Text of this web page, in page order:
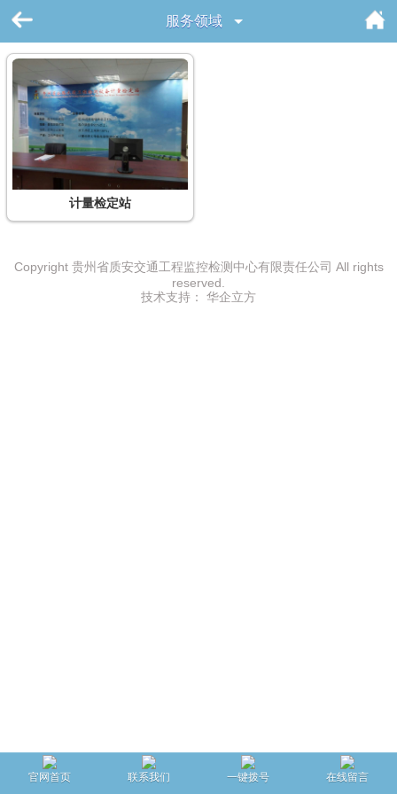
服务领域
计量检定站
Copyright 贵州省质安交通工程监控检测中心有限责任公司 All rights
reserved.
技术支持： 华企立方
官网首页 联系我们 一键拨号 在线留言